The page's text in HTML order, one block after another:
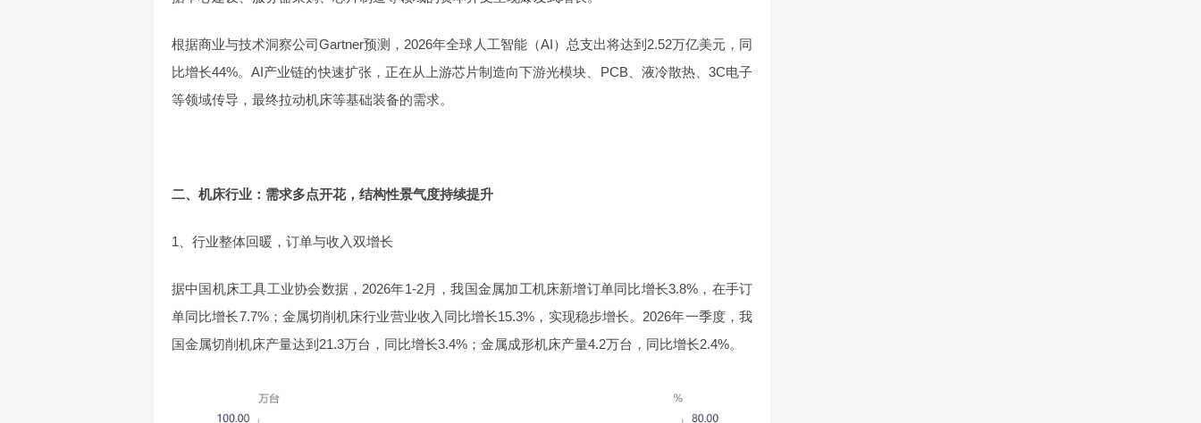
根据商业与技术洞察公司Gartner预测，2026年全球人工智能（AI）总支出将达到2.52万亿美元，同
比增长44%。AI产业链的快速扩张，正在从上游芯片制造向下游光模块、PCB、液冷散热、3C电子
等领域传导，最终拉动机床等基础装备的需求。
二、机床行业：需求多点开花，结构性景气度持续提升
1、行业整体回暖，订单与收入双增长
据中国机床工具工业协会数据，2026年1-2月，我国金属加工机床新增订单同比增长3.8%，在手订
单同比增长7.7%；金属切削机床行业营业收入同比增长15.3%，实现稳步增长。2026年一季度，我
国金属切削机床产量达到21.3万台，同比增长3.4%；金属成形机床产量4.2万台，同比增长2.4%。